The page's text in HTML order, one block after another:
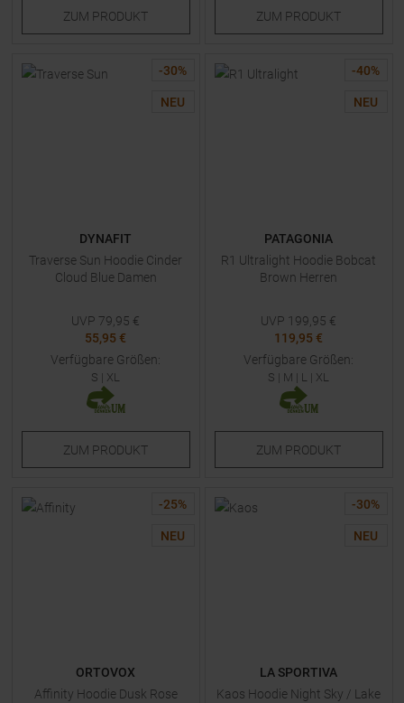
ZUM PRODUKT ZUM PRODUKT
-30%
NEU
DYNAFIT
Traverse Sun Hoodie Cinder
Cloud Blue Damen
UVP 79,95 €
55,95 €
Verfügbare Größen:
S | XL
ZUM PRODUKT
-40%
NEU
PATAGONIA
R1 Ultralight Hoodie Bobcat
Brown Herren
UVP 199,95 €
119,95 €
Verfügbare Größen:
S | M | L | XL
ZUM PRODUKT
-25%
NEU
ORTOVOX
Affinity Hoodie Dusk Rose
-30%
NEU
LA SPORTIVA
Kaos Hoodie Night Sky / Lake